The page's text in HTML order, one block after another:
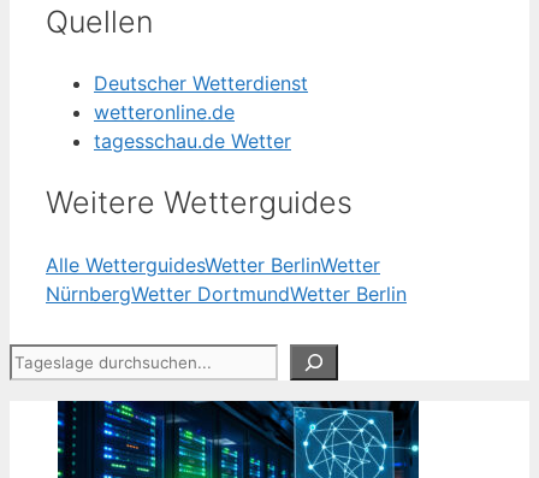
Quellen
Deutscher Wetterdienst
wetteronline.de
tagesschau.de Wetter
Weitere Wetterguides
Alle WetterguidesWetter BerlinWetter
NürnbergWetter DortmundWetter Berlin
Suchen